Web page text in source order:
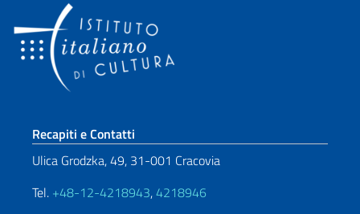
Sezione footer
Recapiti e Contatti
Ulica Grodzka, 49, 31-001 Cracovia
Tel. +48-12-4218943,4218946